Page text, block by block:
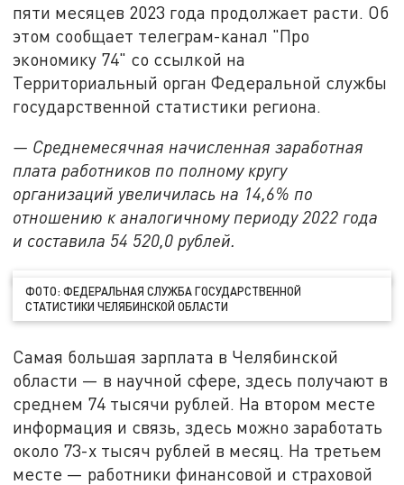
пяти месяцев 2023 года продолжает расти. Об
этом сообщает телеграм-канал "Про
экономику 74" со ссылкой на
Территориальный орган Федеральной службы
государственной статистики региона.
— Среднемесячная начисленная заработная
плата работников по полному кругу
организаций увеличилась на 14,6% по
отношению к аналогичному периоду 2022 года
и составила 54 520,0 рублей.
ФОТО: ФЕДЕРАЛЬНАЯ СЛУЖБА ГОСУДАРСТВЕННОЙ
СТАТИСТИКИ ЧЕЛЯБИНСКОЙ ОБЛАСТИ
Самая большая зарплата в Челябинской
области — в научной сфере, здесь получают в
среднем 74 тысячи рублей. На втором месте
информация и связь, здесь можно заработать
около 73-х тысяч рублей в месяц. На третьем
месте — работники финансовой и страховой